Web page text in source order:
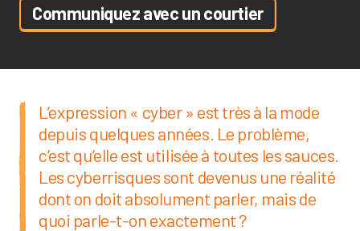
Communiquez avec un courtier
L’expression « cyber » est très à la mode
depuis quelques années. Le problème,
c’est qu’elle est utilisée à toutes les sauces.
Les cyberrisques sont devenus une réalité
dont on doit absolument parler, mais de
quoi parle-t-on exactement ?